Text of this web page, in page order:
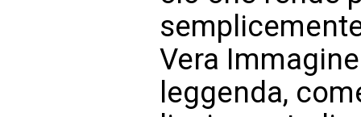
Vera
leggenda,